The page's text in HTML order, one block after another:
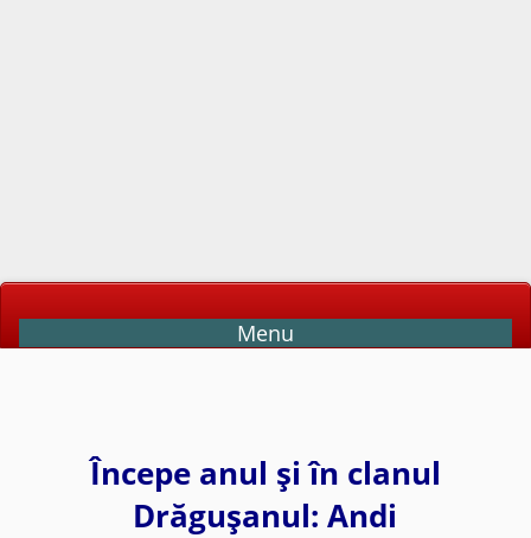
Menu
Începe anul şi în clanul
Drăguşanul: Andi